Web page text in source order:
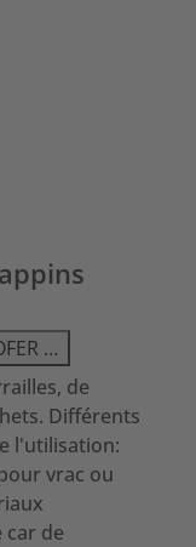
…
de
Différents
l'utilisation:
vrac ou
car de